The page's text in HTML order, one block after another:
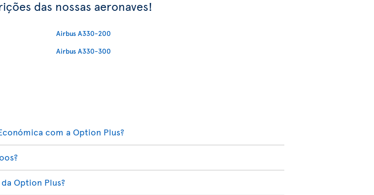
das nossas aeronaves!
Airbus A330-200
Airbus A330-300
com a Option Plus?
Option Plus?